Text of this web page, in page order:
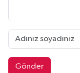
Gönder